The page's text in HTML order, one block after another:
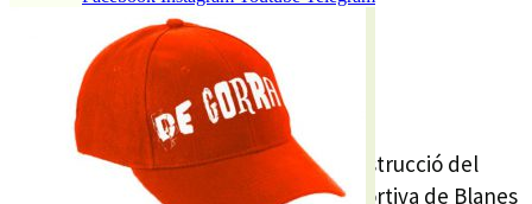
27 MARÇ, 2014
La principal despesa les obres de construcció del
primer camp de futbol a la Ciutat Esportiva de Blanes